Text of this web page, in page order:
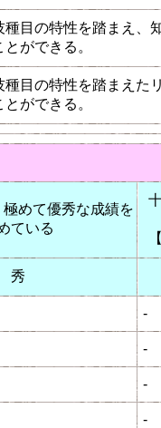
種目の特性を踏まえ、
とができる。
種目の特性を踏まえた
とができる。
めて優秀な成績を
ている
秀
-
-
-
-